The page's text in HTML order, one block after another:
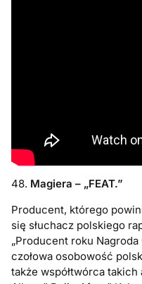
48. Magiera – „FEAT.”
Producent, którego
się słuchacz polskiego
„Producent roku
czołowa osobowość
także współtwórca